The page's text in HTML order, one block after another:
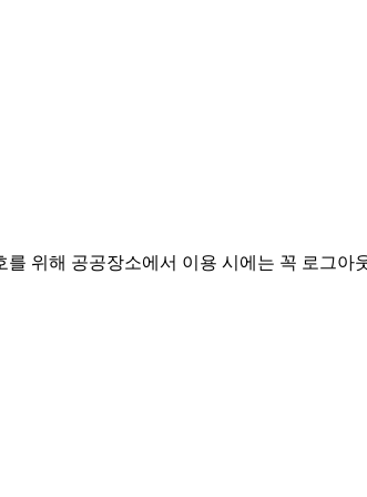
위해 공공장소에서 이용 시에는 꼭 로그아